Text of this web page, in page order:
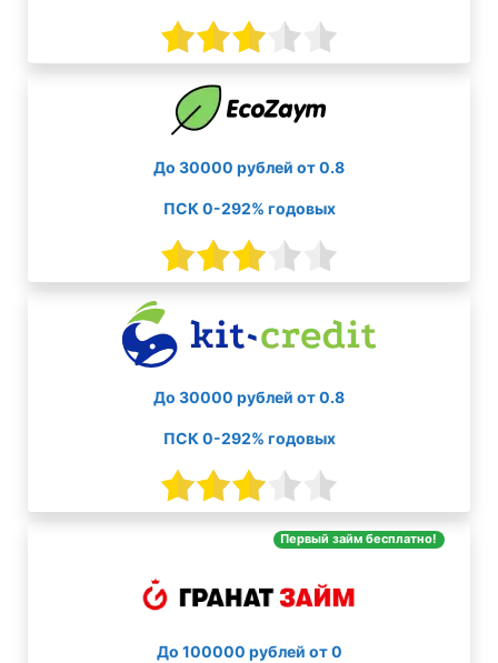
До 30000 рублей от 0.8
ПСК 0-292% годовых
До 30000 рублей от 0.8
ПСК 0-292% годовых
Первый займ бесплатно!
До 100000 рублей от 0